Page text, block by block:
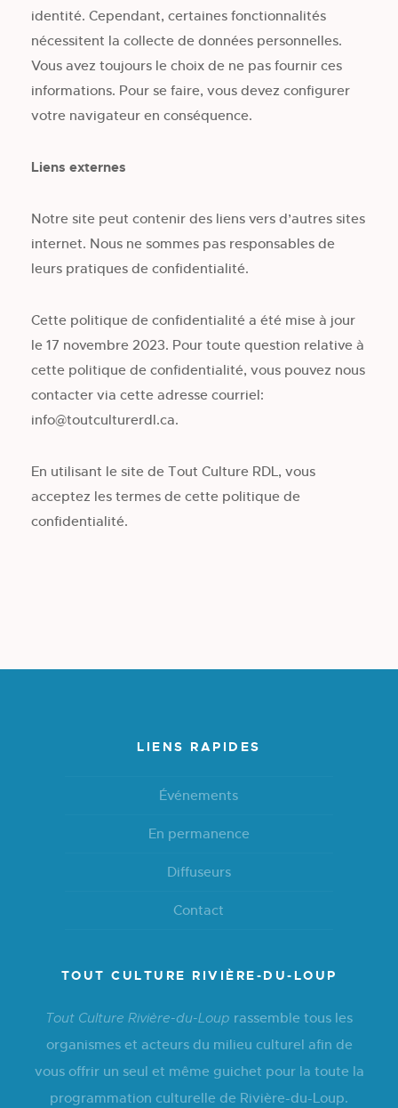
identité. Cependant, certaines fonctionnalités
nécessitent la collecte de données personnelles.
Vous avez toujours le choix de ne pas fournir ces
informations. Pour se faire, vous devez configurer
votre navigateur en conséquence.
Liens externes
Notre site peut contenir des liens vers d’autres sites
internet. Nous ne sommes pas responsables de
leurs pratiques de confidentialité.
Cette politique de confidentialité a été mise à jour
le 17 novembre 2023. Pour toute question relative à
cette politique de confidentialité, vous pouvez nous
contacter via cette adresse courriel:
info@toutculturerdl.ca.
En utilisant le site de Tout Culture RDL, vous
acceptez les termes de cette politique de
confidentialité.
LIENS RAPIDES
Événements
En permanence
Diffuseurs
Contact
TOUT CULTURE RIVIÈRE-DU-LOUP
Tout Culture Rivière-du-Loup rassemble tous les
organismes et acteurs du milieu culturel afin de
vous offrir un seul et même guichet pour la toute la
programmation culturelle de Rivière-du-Loup.